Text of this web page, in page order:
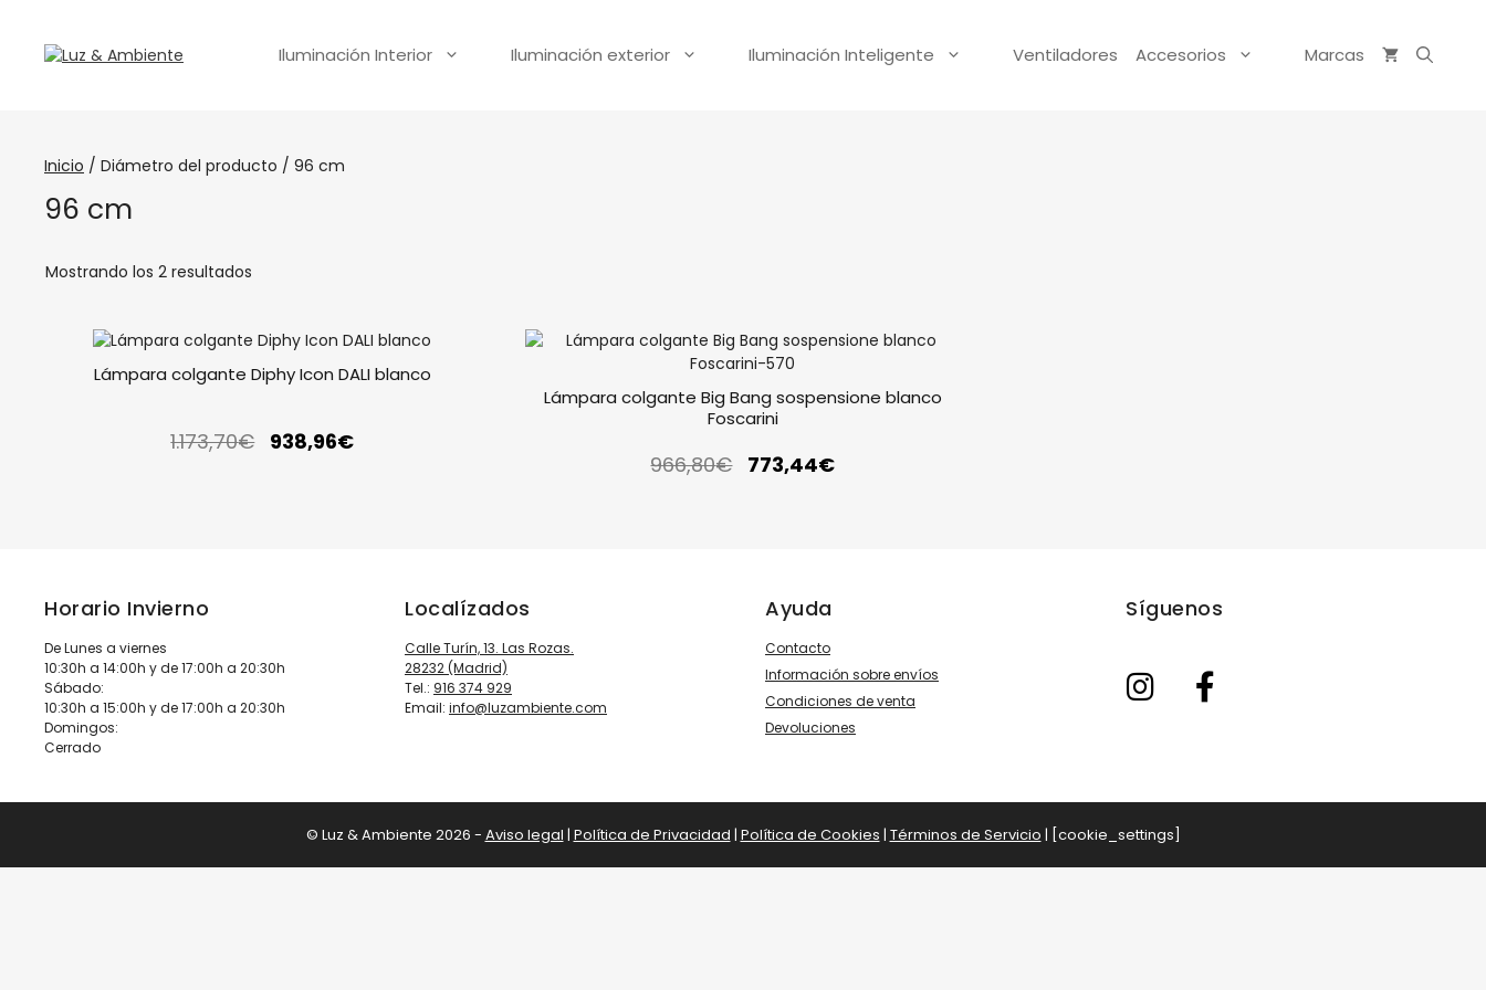
Iluminación Interior Iluminación exterior Iluminación Inteligente Ventiladores Accesorios Marcas
Inicio / Diámetro del producto / 96 cm
96 cm
Mostrando los 2 resultados
Lámpara colgante Diphy Icon DALI blanco
1.173,70€ 938,96€
Lámpara colgante Big Bang sospensione blanco
Foscarini
966,80€ 773,44€
Horario Invierno
De Lunes a viernes
10:30h a 14:00h y de 17:00h a 20:30h
Sábado:
10:30h a 15:00h y de 17:00h a 20:30h
Domingos:
Cerrado
Localízados
Calle Turín, 13. Las Rozas.
28232 (Madrid)
Tel.: 916 374 929
Email: info@luzambiente.com
Ayuda
Contacto
Información sobre envíos
Condiciones de venta
Devoluciones
Síguenos
© Luz & Ambiente 2026 - Aviso legal | Política de Privacidad | Política de Cookies | Términos de Servicio | [cookie_settings]